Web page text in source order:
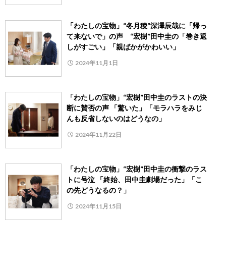
「わたしの宝物」“冬月稜”深澤辰哉に「帰っ
て来ないで」の声 “宏樹”田中圭の「巻き返
しがすごい」「親ばかがかわいい」
2024年11月1日
「わたしの宝物」“宏樹”田中圭のラストの決
断に賛否の声 「驚いた」「モラハラをみじ
んも反省しないのはどうなの」
2024年11月22日
「わたしの宝物」“宏樹”田中圭の衝撃のラス
トに号泣 「終始、田中圭劇場だった」「こ
の先どうなるの？」
2024年11月15日